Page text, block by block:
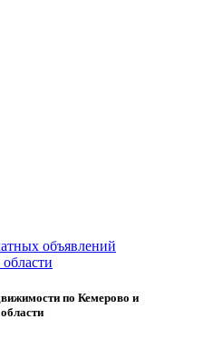
по Кемерово и